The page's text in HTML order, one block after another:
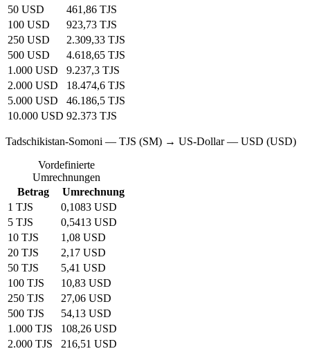
50 USD
461,86 TJS
100 USD
923,73 TJS
250 USD
2.309,33 TJS
500 USD
4.618,65 TJS
1.000 USD
9.237,3 TJS
2.000 USD
18.474,6 TJS
5.000 USD
46.186,5 TJS
10.000 USD 92.373 TJS
Tadschikistan-Somoni — TJS (SM) → US-Dollar — USD (USD)
Vordefinierte
Umrechnungen
Betrag
Umrechnung
1 TJS
0,1083 USD
5 TJS
0,5413 USD
10 TJS
1,08 USD
20 TJS
2,17 USD
50 TJS
5,41 USD
100 TJS
10,83 USD
250 TJS
27,06 USD
500 TJS
54,13 USD
1.000 TJS
108,26 USD
2.000 TJS
216,51 USD